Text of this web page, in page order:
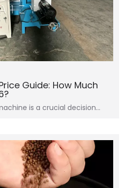
Guide: How Much
is a crucial decision…